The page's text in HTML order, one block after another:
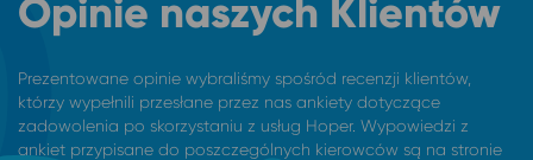
Opinie naszych Klientów
Prezentowane opinie wybraliśmy spośród recenzji klientów,
którzy wypełnili przesłane przez nas ankiety dotyczące
zadowolenia po skorzystaniu z usług Hoper. Wypowiedzi z
ankiet przypisane do poszczególnych kierowców są na stronie